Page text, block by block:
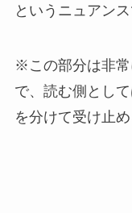
というニュアン
※この部分は非
で、読む側とし
を分けて受け止